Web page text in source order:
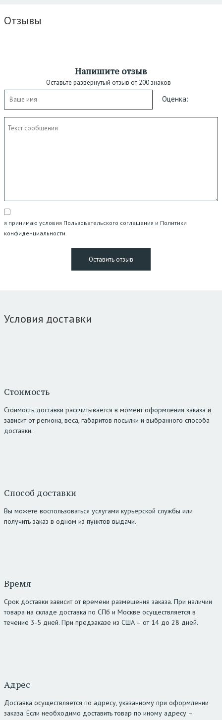
Отзывы
Напишите отзыв
Оставьте развернутый отзыв от 200 знаков
Оценка:
я принимаю условия Пользовательского соглашения и Политики
конфиденциальности
Условия доставки
Стоимость
Стоимость доставки рассчитывается в момент оформления заказа и
зависит от региона, веса, габаритов посылки и выбранного способа
доставки.
Способ доставки
Вы можете воспользоваться услугами курьерской службы или
получить заказ в одном из пунктов выдачи.
Время
Срок доставки зависит от времени размещения заказа. При наличии
товара на складе доставка по СПб и Москве осуществляется в
течение 3-5 дней. При предзаказе из США – от 14 до 28 дней.
Адрес
Доставка осуществляется по адресу, указанному при оформлении
заказа. Если необходимо доставить товар по иному адресу –